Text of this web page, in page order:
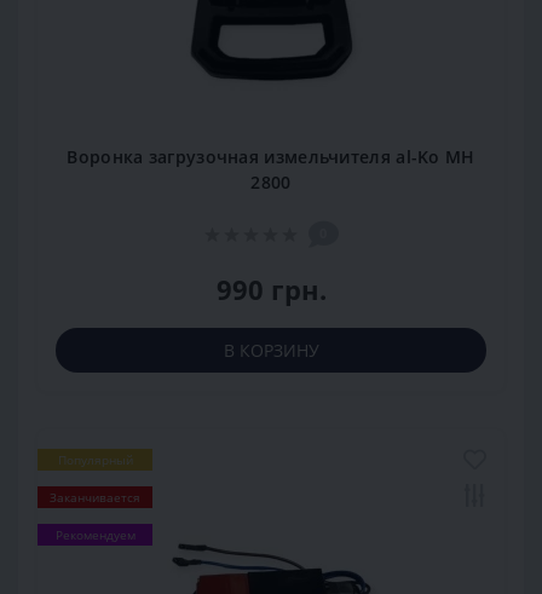
Воронка загрузочная измельчителя al-Ko MH
2800
990 грн.
В КОРЗИНУ
Популярный
Заканчивается
Рекомендуем